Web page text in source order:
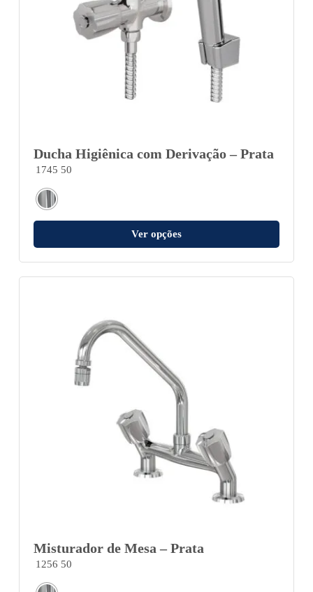
Ducha Higiênica com Derivação – Prata
1745 50
Ver opções
Misturador de Mesa – Prata
1256 50